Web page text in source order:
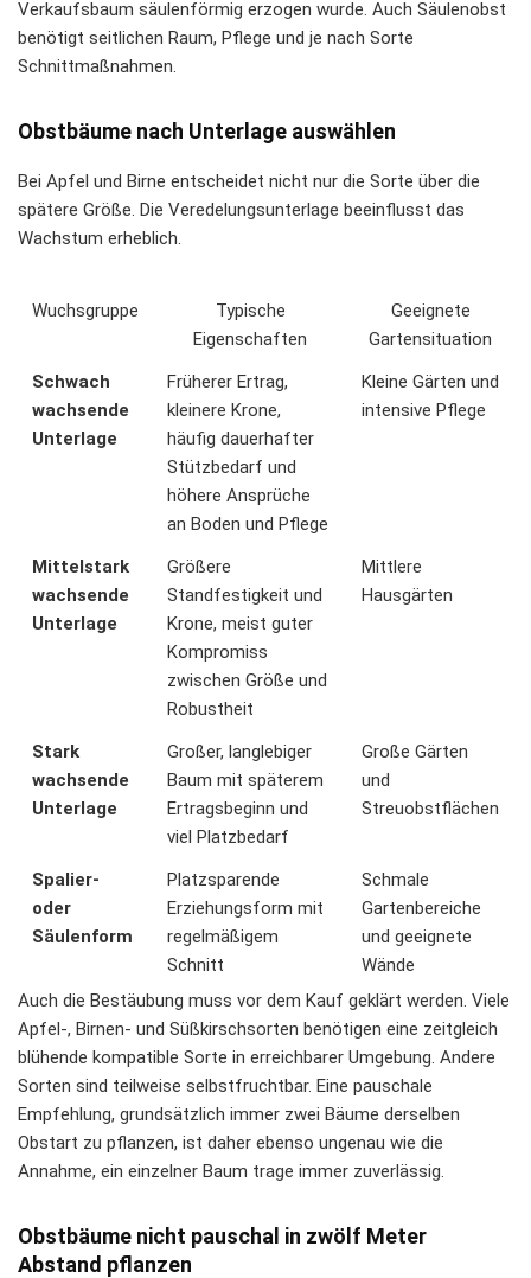
Verkaufsbaum säulenförmig erzogen wurde. Auch Säulenobst
benötigt seitlichen Raum, Pflege und je nach Sorte
Schnittmaßnahmen.
Obstbäume nach Unterlage auswählen
Bei Apfel und Birne entscheidet nicht nur die Sorte über die
spätere Größe. Die Veredelungsunterlage beeinflusst das
Wachstum erheblich.
Wuchsgruppe
Typische
Eigenschaften
Geeignete
Gartensituation
Schwach
wachsende
Unterlage
Früherer Ertrag,
kleinere Krone,
häufig dauerhafter
Stützbedarf und
höhere Ansprüche
an Boden und Pflege
Kleine Gärten und
intensive Pflege
Mittelstark
wachsende
Unterlage
Größere
Standfestigkeit und
Krone, meist guter
Kompromiss
zwischen Größe und
Robustheit
Mittlere
Hausgärten
Stark
wachsende
Unterlage
Großer, langlebiger
Baum mit späterem
Ertragsbeginn und
viel Platzbedarf
Große Gärten
und
Streuobstflächen
Spalier-
oder
Säulenform
Platzsparende
Erziehungsform mit
regelmäßigem
Schnitt
Schmale
Gartenbereiche
und geeignete
Wände
Auch die Bestäubung muss vor dem Kauf geklärt werden. Viele
Apfel-, Birnen- und Süßkirschsorten benötigen eine zeitgleich
blühende kompatible Sorte in erreichbarer Umgebung. Andere
Sorten sind teilweise selbstfruchtbar. Eine pauschale
Empfehlung, grundsätzlich immer zwei Bäume derselben
Obstart zu pflanzen, ist daher ebenso ungenau wie die
Annahme, ein einzelner Baum trage immer zuverlässig.
Obstbäume nicht pauschal in zwölf Meter
Abstand pflanzen